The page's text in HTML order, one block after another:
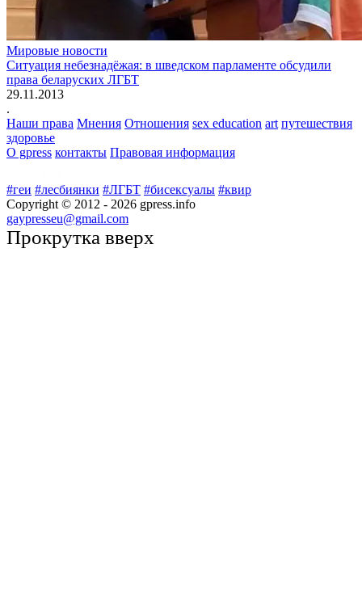
Мировые новости
Ситуация небезнадёжая: в шведском парламенте обсудили
права беларуских ЛГБТ
29.11.2013
.
Наши права Мнения Отношения sex education art путешествия
здоровье
О gpress контакты Правовая информация
#геи #лесбиянки #ЛГБТ #бисексуалы #квир
Copyright © 2012 - 2026 gpress.info
gaypresseu@gmail.com
Прокрутка вверх